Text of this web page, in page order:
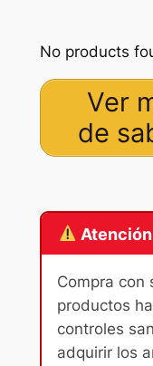
No products
Ver
de
Atención
Compra con
productos
controles
adquirir los